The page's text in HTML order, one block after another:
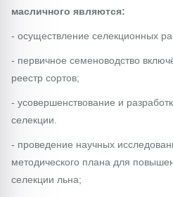
масличного являются:
- осуществление селекционных
- первичное семеноводство
реестр сортов;
- усовершенствование и
селекции.
- проведение научных
методического плана для
селекции льна;